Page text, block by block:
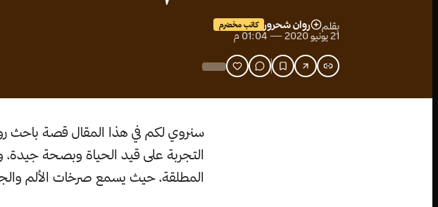
بقلم روان شحرور كاتب مخضرم
21 يونيو 2020 — 01:04 م
سنروي لكم في هذا المقال قصة باحث
التجربة على قيد الحياة وبصحة
المطلقة، حيث يسمع صرخات الألم